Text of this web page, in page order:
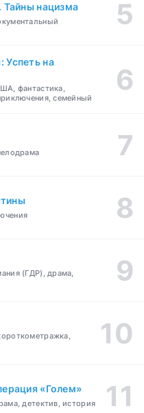
Тайны нацизма
Успеть на
фантастика,
семейный
(ГДР), драма,
«Голем»
детектив, история